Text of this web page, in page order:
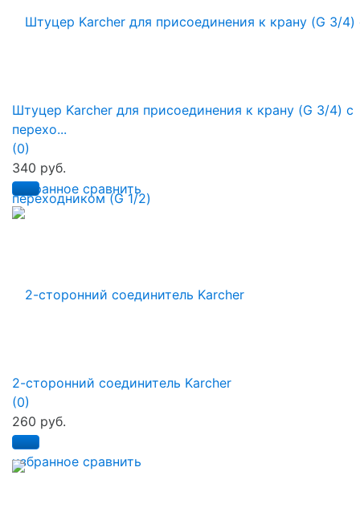
избранное сравнить
Штуцер Karcher для присоединения к крану (G 3/4) с
перехо...
(0)
340 руб.
избранное сравнить
2-сторонний соединитель Karcher
(0)
260 руб.